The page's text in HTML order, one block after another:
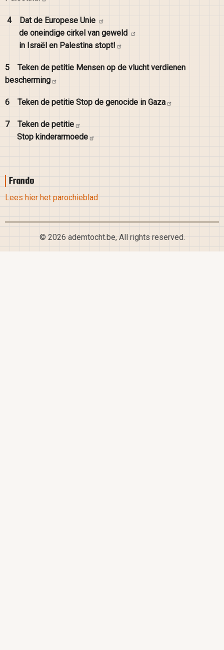
4 Dat de Europese Unie
de oneindige cirkel van geweld
in Israël en Palestina stopt!
5 Teken de petitie Mensen op de vlucht verdienen
bescherming
6 Teken de petitie Stop de genocide in Gaza
7 Teken de petitie
Stop kinderarmoede
Frando
Lees hier het parochieblad
© 2026 ademtocht.be, All rights reserved.